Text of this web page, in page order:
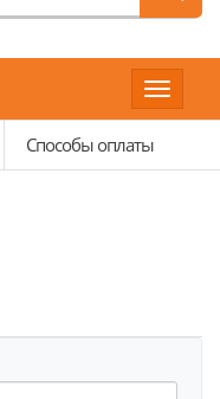
Toggle
Способы оплаты